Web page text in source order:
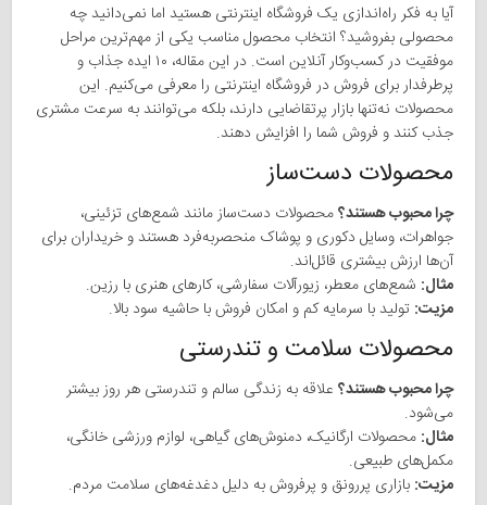
آیا به فکر راه‌اندازی یک فروشگاه اینترنتی هستید اما نمی‌دانید چه
محصولی بفروشید؟ انتخاب محصول مناسب یکی از مهم‌ترین مراحل
موفقیت در کسب‌وکار آنلاین است. در این مقاله، ۱۰ ایده جذاب و
پرطرفدار برای فروش در فروشگاه اینترنتی را معرفی می‌کنیم. این
محصولات نه‌تنها بازار پرتقاضایی دارند، بلکه می‌توانند به سرعت مشتری
جذب کنند و فروش شما را افزایش دهند.
محصولات دست‌ساز
چرا محبوب هستند؟محصولات دست‌ساز مانند شمع‌های تزئینی،
جواهرات، وسایل دکوری و پوشاک منحصربه‌فرد هستند و خریداران برای
آن‌ها ارزش بیشتری قائل‌اند.
مثال: شمع‌های معطر، زیورآلات سفارشی، کارهای هنری با رزین.
مزیت: تولید با سرمایه کم و امکان فروش با حاشیه سود بالا.
محصولات سلامت و تندرستی
چرا محبوب هستند؟ علاقه به زندگی سالم و تندرستی هر روز بیشتر
می‌شود.
مثال: محصولات ارگانیک، دمنوش‌های گیاهی، لوازم ورزشی خانگی،
مکمل‌های طبیعی.
مزیت: بازاری پررونق و پرفروش به دلیل دغدغه‌های سلامت مردم.